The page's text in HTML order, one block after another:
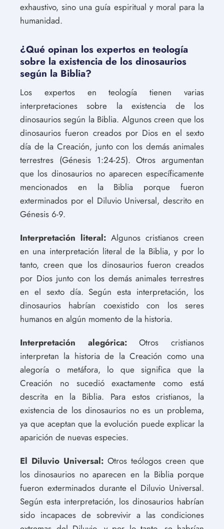
exhaustivo, sino una guía espiritual y moral para la
humanidad.
¿Qué opinan los expertos en teología
sobre la existencia de los dinosaurios
según la Biblia?
Los expertos en teología tienen varias
interpretaciones sobre la existencia de los
dinosaurios según la Biblia. Algunos creen que los
dinosaurios fueron creados por Dios en el sexto
día de la Creación, junto con los demás animales
terrestres (Génesis 1:24-25). Otros argumentan
que los dinosaurios no aparecen específicamente
mencionados en la Biblia porque fueron
exterminados por el Diluvio Universal, descrito en
Génesis 6-9.
Interpretación literal: Algunos cristianos creen
en una interpretación literal de la Biblia, y por lo
tanto, creen que los dinosaurios fueron creados
por Dios junto con los demás animales terrestres
en el sexto día. Según esta interpretación, los
dinosaurios habrían coexistido con los seres
humanos en algún momento de la historia.
Interpretación alegórica:Otros cristianos
interpretan la historia de la Creación como una
alegoría o metáfora, lo que significa que la
Creación no sucedió exactamente como está
descrita en la Biblia. Para estos cristianos, la
existencia de los dinosaurios no es un problema,
ya que aceptan que la evolución puede explicar la
aparición de nuevas especies.
El Diluvio Universal: Otros teólogos creen que
los dinosaurios no aparecen en la Biblia porque
fueron exterminados durante el Diluvio Universal.
Según esta interpretación, los dinosaurios habrían
sido incapaces de sobrevivir a las condiciones